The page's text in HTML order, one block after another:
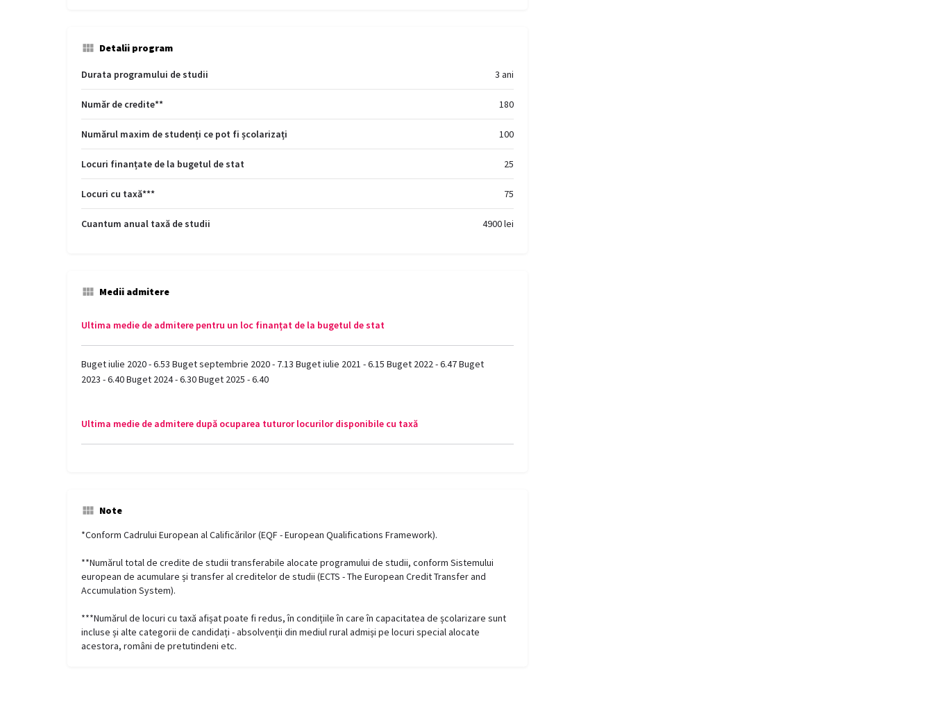
Detalii program
Durata programului de studii 3 ani
Număr de credite** 180
Numărul maxim de studenți ce pot fi școlarizați 100
Locuri finanțate de la bugetul de stat 25
Locuri cu taxă*** 75
Cuantum anual taxă de studii 4900 lei
Medii admitere
Ultima medie de admitere pentru un loc finanțat de la bugetul de stat
Buget iulie 2020 - 6.53 Buget septembrie 2020 - 7.13 Buget iulie 2021 - 6.15 Buget 2022 - 6.47 Buget
2023 - 6.40 Buget 2024 - 6.30 Buget 2025 - 6.40
Ultima medie de admitere după ocuparea tuturor locurilor disponibile cu taxă
Note
*Conform Cadrului European al Calificărilor (EQF - European Qualifications Framework).
**Numărul total de credite de studii transferabile alocate programului de studii, conform Sistemului
european de acumulare și transfer al creditelor de studii (ECTS - The European Credit Transfer and
Accumulation System).
***Numărul de locuri cu taxă afișat poate fi redus, în condițiile în care în capacitatea de școlarizare sunt
incluse și alte categorii de candidați - absolvenții din mediul rural admiși pe locuri special alocate
acestora, români de pretutindeni etc.